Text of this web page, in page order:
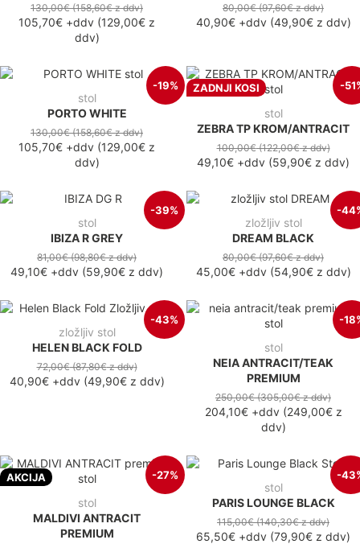
130,00€(158,60€z ddv)
105,70€ +ddv (129,00€ z
ddv)
80,00€(97,60€z ddv)
40,90€+ddv(49,90€z ddv)
-19%
stol
PORTO WHITE
130,00€(158,60€z ddv)
105,70€ +ddv (129,00€ z
ddv)
ZADNJI KOSI -
stol
ZEBRA TP KROM/ANTRACIT
100,00€(122,00€z ddv)
49,10€ +ddv (59,90€ z ddv)
-39%
stol
IBIZA R GREY
81,00€(98,80€z ddv)
49,10€ +ddv (59,90€ z ddv)
-
zložljiv stol
DREAM BLACK
80,00€(97,60€z ddv)
45,00€+ddv(54,90€z ddv)
-43%
zložljiv stol
HELEN BLACK FOLD
72,00€(87,80€z ddv)
40,90€+ddv(49,90€z ddv)
-
stol
NEIA ANTRACIT/TEAK
PREMIUM
250,00€(305,00€z ddv)
204,10€+ddv(249,00€z
ddv)
AKCIJA -27%
stol
MALDIVI ANTRACIT
PREMIUM
-
stol
PARIS LOUNGE BLACK
115,00€(140,30€z ddv)
65,50€ +ddv (79,90€ z ddv)